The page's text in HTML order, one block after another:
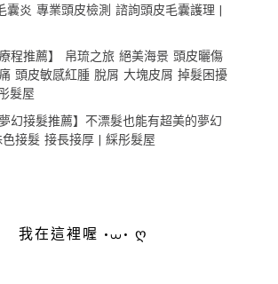
囊炎 專業頭皮檢測 諮詢頭皮毛囊護理 |
療程推薦】 帛琉之旅 絕美海景 頭皮曬傷
頭皮敏感紅腫 脫屑 大塊皮屑 掉髮困擾
髮屋
幻接髮推薦】不漂髮也能有超美的夢幻
接髮 接長接厚 | 綵彤髮屋
我在這裡喔 •⩊• ღ